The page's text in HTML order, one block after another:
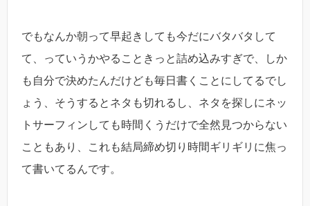
でもなんか朝って早起きしても今だにバタバタして
て、っていうかやることきっと詰め込みすぎで、しか
も自分で決めたんだけども毎日書くことにしてるでし
ょう、そうするとネタも切れるし、ネタを探しにネッ
トサーフィンしても時間くうだけで全然見つからない
こともあり、これも結局締め切り時間ギリギリに焦っ
て書いてるんです。